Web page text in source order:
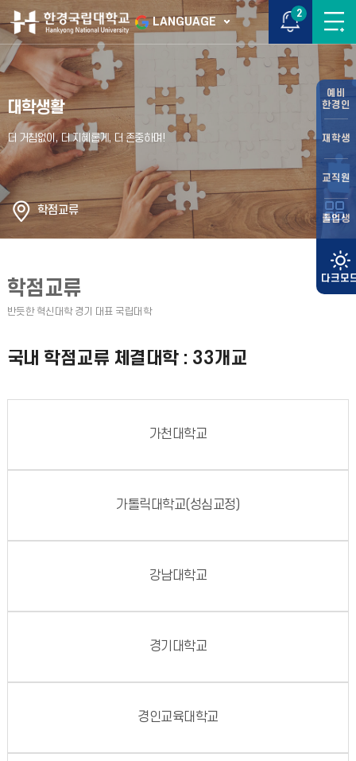
LANGUAGE
2
예비
한경인
재학생
교직원
졸업생
대학생활
학점교류
학점교류
국내 학점교류 체결대학 : 33개교
가천대학교
가톨릭대학교(성심교정)
강남대학교
경기대학교
경인교육대학교